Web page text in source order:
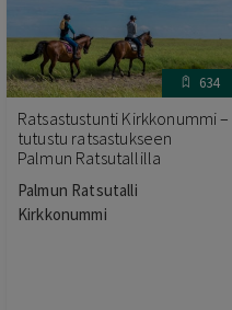
634
Ratsastustunti Kirkkonummi –
tutustu ratsastukseen
Palmun Ratsutallilla
Palmun Ratsutalli
Kirkkonummi